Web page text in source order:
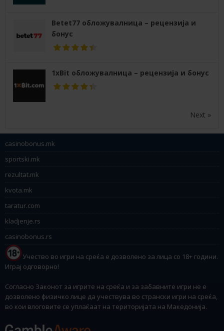
Betet77 обложувалница – рецензија и
бонус
1xBit обложувалница – рецензија и бонус
Next »
casinobonus.mk
sportski.mk
rezultat.mk
kvota.mk
taratur.com
kladjenje.rs
casinobonus.rs
Учество во игри на среќа е дозволено за лица со 18+ години.
Играј одговорно!
Согласно Законот за игрите на среќа и за забавните игри не е
дозволено физичко лице да учествува во странски игри на среќа,
во кои влоговите се уплаќаат на територијата на Македонија.